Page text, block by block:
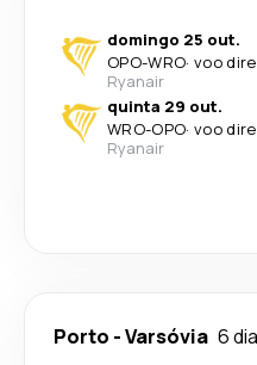
domingo 25 out.
OPO-WRO· voo
Ryanair
quinta 29 out.
WRO-OPO· voo
Ryanair
Porto -Varsóvia 6